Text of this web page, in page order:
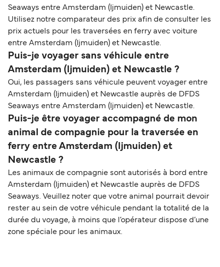
Seaways entre Amsterdam (Ijmuiden) et Newcastle.
Utilisez notre comparateur des prix afin de consulter les
prix actuels pour les traversées en ferry avec voiture
entre Amsterdam (Ijmuiden) et Newcastle.
Puis-je voyager sans véhicule entre
Amsterdam (Ijmuiden) et Newcastle ?
Oui, les passagers sans véhicule peuvent voyager entre
Amsterdam (Ijmuiden) et Newcastle auprès de DFDS
Seaways entre Amsterdam (Ijmuiden) et Newcastle.
Puis-je être voyager accompagné de mon
animal de compagnie pour la traversée en
ferry entre Amsterdam (Ijmuiden) et
Newcastle ?
Les animaux de compagnie sont autorisés à bord entre
Amsterdam (Ijmuiden) et Newcastle auprès de DFDS
Seaways. Veuillez noter que votre animal pourrait devoir
rester au sein de votre véhicule pendant la totalité de la
durée du voyage, à moins que l’opérateur dispose d’une
zone spéciale pour les animaux.